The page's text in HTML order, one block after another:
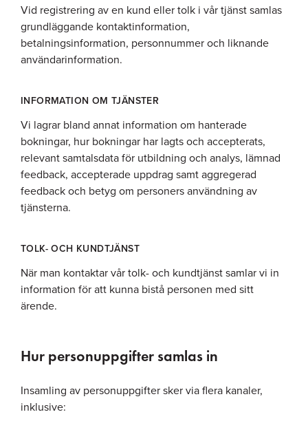
Vid registrering av en kund eller tolk i vår tjänst samlas
grundläggande kontaktinformation,
betalningsinformation, personnummer och liknande
användarinformation.
INFORMATION OM TJÄNSTER
Vi lagrar bland annat information om hanterade
bokningar, hur bokningar har lagts och accepterats,
relevant samtalsdata för utbildning och analys, lämnad
feedback, accepterade uppdrag samt aggregerad
feedback och betyg om personers användning av
tjänsterna.
TOLK- OCH KUNDTJÄNST
När man kontaktar vår tolk- och kundtjänst samlar vi in
information för att kunna bistå personen med sitt
ärende.
Hur personuppgifter samlas in
Insamling av personuppgifter sker via flera kanaler,
inklusive: